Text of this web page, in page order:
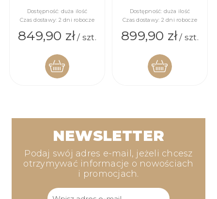
Dostępność: duża ilość
Czas dostawy: 2 dni robocze
849,90 zł/ szt.
Dostępność: duża ilość
Czas dostawy: 2 dni robocze
899,90 zł/ szt.
NEWSLETTER
Podaj swój adres e-mail, jeżeli chcesz
otrzymywać informacje o nowościach
i promocjach.